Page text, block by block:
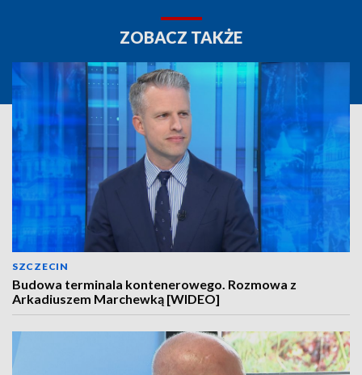
ZOBACZ TAKŻE
SZCZECIN
Budowa terminala kontenerowego. Rozmowa z
Arkadiuszem Marchewką [WIDEO]